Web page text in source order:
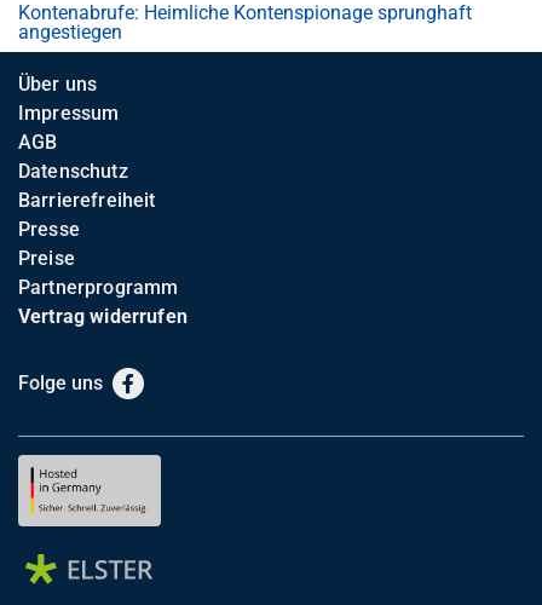
Kontenabrufe: Heimliche Kontenspionage sprunghaft
angestiegen
Über uns
Impressum
AGB
Datenschutz
Barrierefreiheit
Presse
Preise
Partnerprogramm
Vertrag widerrufen
Folge uns Facebook